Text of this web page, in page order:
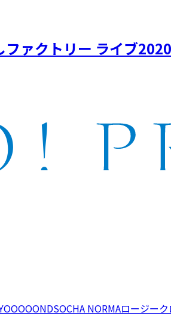
ァクトリー ライブ
OCHA NORMAロージー